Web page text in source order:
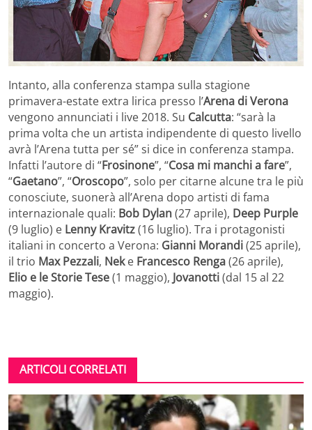
Intanto, alla conferenza stampa sulla stagione
primavera-estate extra lirica presso l’Arena di Verona
vengono annunciati i live 2018. Su Calcutta: “sarà la
prima volta che un artista indipendente di questo livello
avrà l’Arena tutta per sé” si dice in conferenza stampa.
Infatti l’autore di “Frosinone”, “Cosa mi manchi a fare”,
“Gaetano”, “Oroscopo”, solo per citarne alcune tra le più
conosciute, suonerà all’Arena dopo artisti di fama
internazionale quali: Bob Dylan(27 aprile), Deep Purple
(9 luglio) e Lenny Kravitz(16 luglio). Tra i protagonisti
italiani in concerto a Verona: Gianni Morandi(25 aprile),
il trio Max Pezzali, Neke Francesco Renga(26 aprile),
Elio e le Storie Tese(1 maggio), Jovanotti(dal 15 al 22
maggio).
ARTICOLI CORRELATI